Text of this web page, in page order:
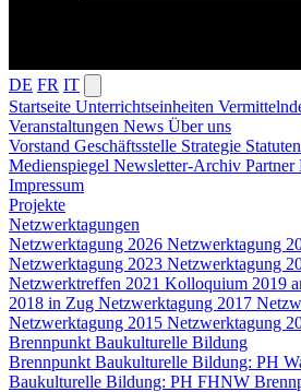
DE FR IT
Startseite Unterrichtseinheiten
Veranstaltungen News Über uns
Vorstand Geschäftsstelle Strategie Statuten
Medienspiegel Newsletter-Archiv Partner
Impressum
Projekte
Netzwerktagungen
Netzwerktagung 2026 Netzwerktagung
Netzwerktagung 2023 Netzwerktagung
Netzwerktreffen 2021 Kolloquium 2019
2018 in Zug Netzwerktagung 2017
Netzwerktagung 2015 Netzwerktagung
Brennpunkt Baukulturelle Bildung
Brennpunkt Baukulturelle Bildung: PH
Baukulturelle Bildung: PH FHNW